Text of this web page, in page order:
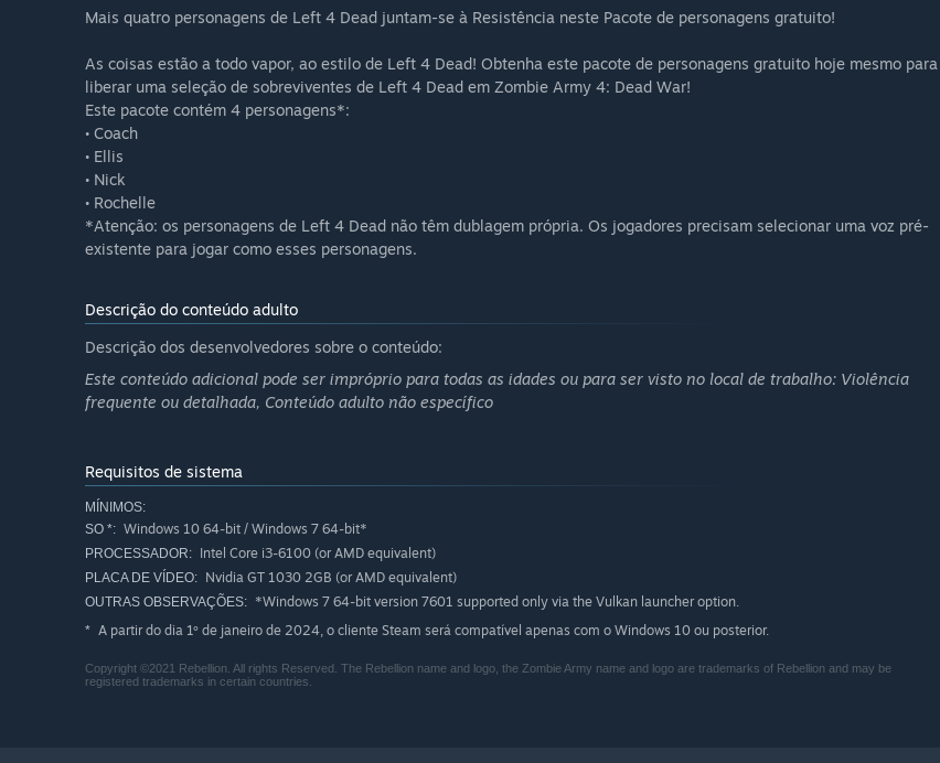
Mais quatro personagens de Left 4 Dead juntam-se à Resistência neste Pacote de personagens gratuito!
As coisas estão a todo vapor, ao estilo de Left 4 Dead! Obtenha este pacote de personagens gratuito hoje mesmo para
liberar uma seleção de sobreviventes de Left 4 Dead em Zombie Army 4: Dead War!
Este pacote contém 4 personagens*:
• Coach
• Ellis
• Nick
• Rochelle
*Atenção: os personagens de Left 4 Dead não têm dublagem própria. Os jogadores precisam selecionar uma voz pré-
existente para jogar como esses personagens.
Descrição do conteúdo adulto
Descrição dos desenvolvedores sobre o conteúdo:
Este conteúdo adicional pode ser impróprio para todas as idades ou para ser visto no local de trabalho: Violência
frequente ou detalhada, Conteúdo adulto não específico
Requisitos de sistema
MÍNIMOS:
SO *: Windows 10 64-bit / Windows 7 64-bit*
PROCESSADOR: Intel Core i3-6100 (or AMD equivalent)
PLACA DE VÍDEO: Nvidia GT 1030 2GB (or AMD equivalent)
OUTRAS OBSERVAÇÕES: *Windows 7 64-bit version 7601 supported only via the Vulkan launcher option.
* A partir do dia 1º de janeiro de 2024, o cliente Steam será compatível apenas com o Windows 10 ou posterior.
Copyright ©2021 Rebellion. All rights Reserved. The Rebellion name and logo, the Zombie Army name and logo are trademarks of Rebellion and may be
registered trademarks in certain countries.